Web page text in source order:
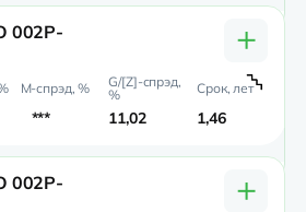
002P-
+
*** 11,02 1,46
002P-
+